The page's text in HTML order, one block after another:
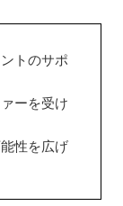
トのサポ
ーを受け
性を広げ